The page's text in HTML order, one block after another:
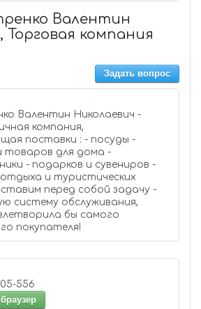
Валентин
Торговая компания
Задать вопрос
Валентин Николаевич -
компания,
: - посуды -
товаров для дома -
-
и туристических
систему обслуживания,
бы самого
покупателя!
505-556